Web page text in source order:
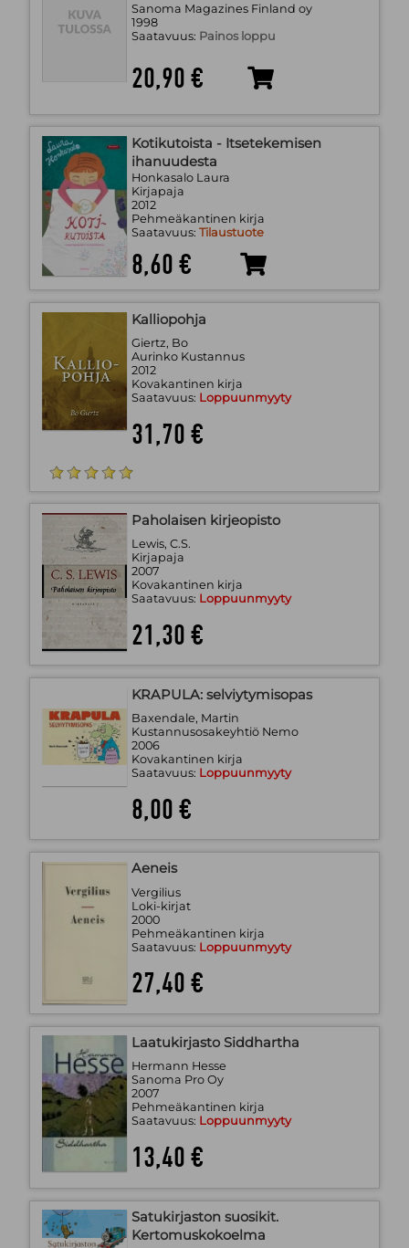
Sanoma Magazines Finland oy
1998
Saatavuus: Painos loppu
20,90 €
Kotikutoista - Itsetekemisen
ihanuudesta
Honkasalo Laura
Kirjapaja
2012
Pehmeäkantinen kirja
Saatavuus: Tilaustuote
8,60 €
Kalliopohja
Giertz, Bo
Aurinko Kustannus
2012
Kovakantinen kirja
Saatavuus: Loppuunmyyty
31,70 €
Paholaisen kirjeopisto
Lewis, C.S.
Kirjapaja
2007
Kovakantinen kirja
Saatavuus: Loppuunmyyty
21,30 €
KRAPULA: selviytymisopas
Baxendale, Martin
Kustannusosakeyhtiö Nemo
2006
Kovakantinen kirja
Saatavuus: Loppuunmyyty
8,00 €
Aeneis
Vergilius
Loki-kirjat
2000
Pehmeäkantinen kirja
Saatavuus: Loppuunmyyty
27,40 €
Laatukirjasto Siddhartha
Hermann Hesse
Sanoma Pro Oy
2007
Pehmeäkantinen kirja
Saatavuus: Loppuunmyyty
13,40 €
Satukirjaston suosikit.
Kertomuskokoelma